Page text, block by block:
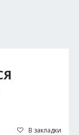
В закладки